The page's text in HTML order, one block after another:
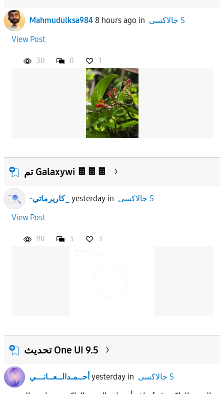
Mahmudulksa984 8 hours ago in
جالاكسى S
View Post
30 0 1
تم Galaxywi 🍫🍫🍫
-كاريرماتي_ yesterdayin
جالاكسى S
View Post
90 3 3
تحديث One UI 9.5
أحــمـدالــعــانـــي yesterdayin
جالاكسى S